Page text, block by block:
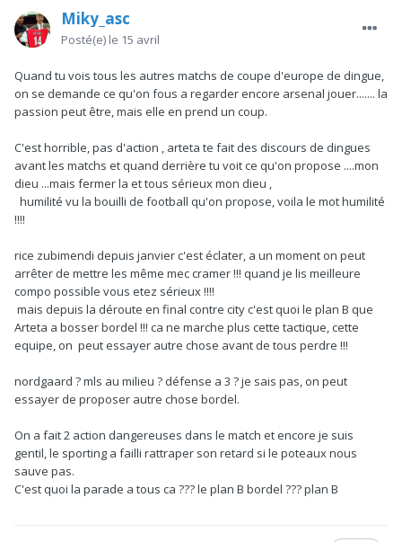
Miky_asc
Posté(e) le 15 avril
Quand tu vois tous les autres matchs de coupe d'europe de dingue,
on se demande ce qu'on fous a regarder encore arsenal jouer....... la
passion peut être, mais elle en prend un coup.
C'est horrible, pas d'action , arteta te fait des discours de dingues
avant les matchs et quand derrière tu voit ce qu'on propose ....mon
dieu ...mais fermer la et tous sérieux mon dieu ,
humilité vu la bouilli de football qu'on propose, voila le mot humilité
!!!!
rice zubimendi depuis janvier c'est éclater, a un moment on peut
arrêter de mettre les même mec cramer !!! quand je lis meilleure
compo possible vous etez sérieux !!!!
mais depuis la déroute en final contre city c'est quoi le plan B que
Arteta a bosser bordel !!! ca ne marche plus cette tactique, cette
equipe, on peut essayer autre chose avant de tous perdre !!!
nordgaard ? mls au milieu ? défense a 3 ? je sais pas, on peut
essayer de proposer autre chose bordel.
On a fait 2 action dangereuses dans le match et encore je suis
gentil, le sporting a failli rattraper son retard si le poteaux nous
sauve pas.
C'est quoi la parade a tous ca ??? le plan B bordel ??? plan B